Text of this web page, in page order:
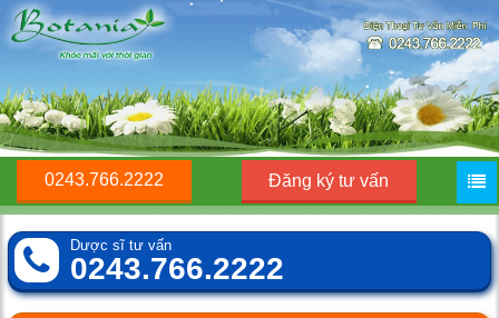
0243.766.2222 Đăng ký tư vấn
Dược sĩ tư vấn
0243.766.2222